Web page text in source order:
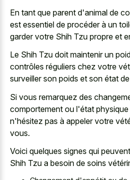
En tant que parent d'animal de
est essentiel de procéder à un
garder votre Shih Tzu propre et
Le Shih Tzu doit maintenir un
contrôles réguliers chez votre
surveiller son poids et son état
Si vous remarquez des
comportement ou l'état physique
n'hésitez pas à appeler votre
vous.
Voici quelques signes qui
Shih Tzu a besoin de soins